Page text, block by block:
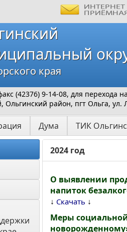
края
(42376) 9-14-08, для перехода
Ольгинский район, пгт Ольга, ул.
Дума ТИК
2024 год
О выявлении
напиток
↓ Скачать ↓
Меры